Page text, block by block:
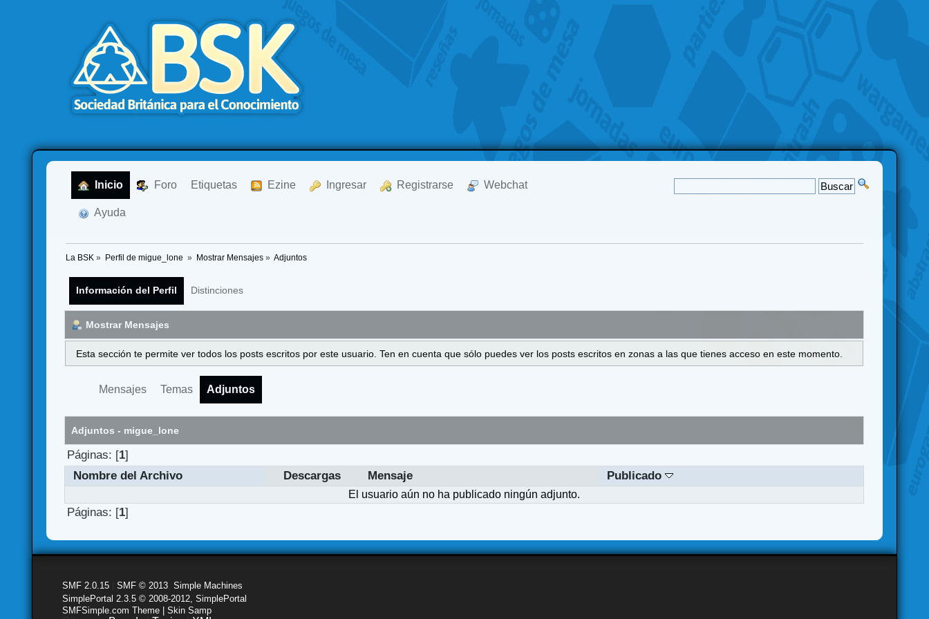
Inicio Foro Etiquetas Ezine Ingresar Registrarse Webchat
Ayuda
La BSK » Perfil de migue_lone » Mostrar Mensajes» Adjuntos
Información del Perfil Distinciones
Mostrar Mensajes
Esta sección te permite ver todos los posts escritos por este usuario. Ten en cuenta que sólo puedes ver los posts escritos en zonas a las que tienes acceso en este momento.
Mensajes Temas Adjuntos
Adjuntos - migue_lone
Páginas: [1]
Nombre del Archivo
Descargas Mensaje Publicado
El usuario aún no ha publicado ningún adjunto.
Páginas: [1]
SMF 2.0.15 |SMF © 2013 ,Simple Machines
SimplePortal 2.3.5 © 2008-2012, SimplePortal
SMFSimple.com Theme | Skin Samp